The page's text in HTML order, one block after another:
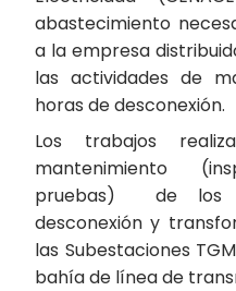
abastecimiento
a la empresa
las actividades de
horas de desconexión.
Los trabajos
mantenimiento
pruebas) de los
desconexión y
las Subestaciones
bahía de línea de